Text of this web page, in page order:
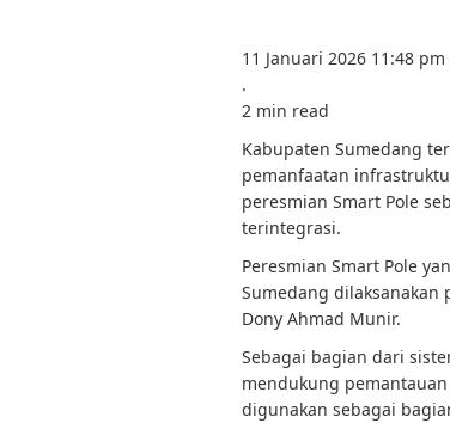
11 Januari 2026 11:48 pm
.
2 min read
Kabupaten Sumedang
pemanfaatan
peresmian Smart Pole
terintegrasi.
Peresmian Smart Pole
Sumedang dilaksanakan
Dony Ahmad Munir.
Sebagai bagian dari
mendukung pemantauan
digunakan sebagai